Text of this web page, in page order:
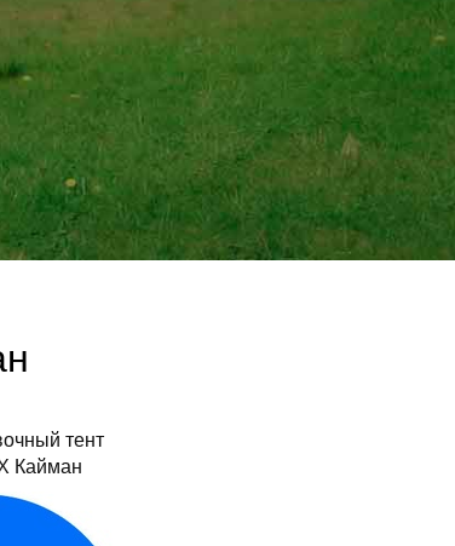
тент
Кайман